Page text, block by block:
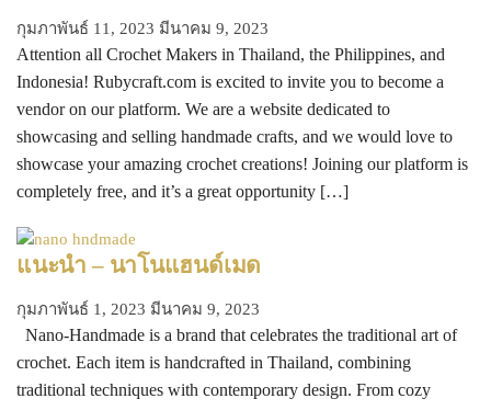
กุมภาพันธ์ 11, 2023 มีนาคม 9, 2023
Attention all Crochet Makers in Thailand, the Philippines, and
Indonesia! Rubycraft.com is excited to invite you to become a
vendor on our platform. We are a website dedicated to
showcasing and selling handmade crafts, and we would love to
showcase your amazing crochet creations! Joining our platform is
completely free, and it’s a great opportunity […]
แนะนำ – นาโนแฮนด์เมด
กุมภาพันธ์ 1, 2023 มีนาคม 9, 2023
Nano-Handmade is a brand that celebrates the traditional art of
crochet. Each item is handcrafted in Thailand, combining
traditional techniques with contemporary design. From cozy